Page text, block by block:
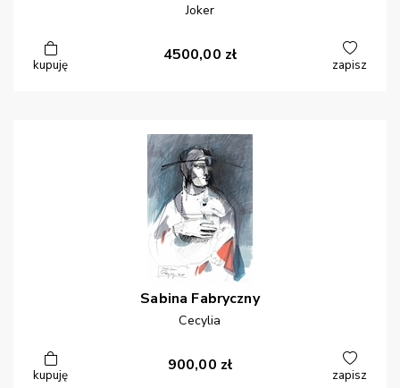
Joker
kupuję
4500,00 zł
zapisz
Sabina Fabryczny
Cecylia
kupuję
900,00 zł
zapisz